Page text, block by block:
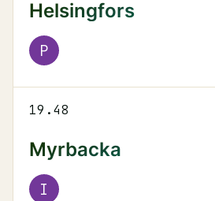
Helsingfors
P
19.48
Myrbacka
I